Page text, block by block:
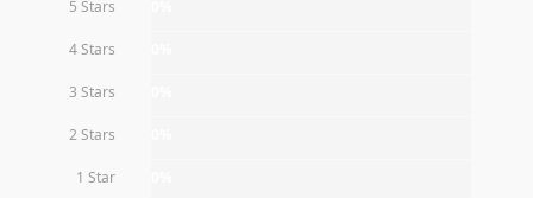
5 Stars
4 Stars
3 Stars
2 Stars
1 Star